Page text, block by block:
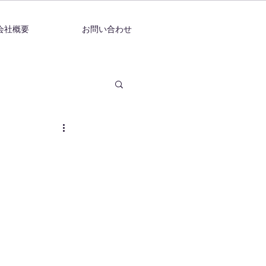
社概要 お問い合わせ